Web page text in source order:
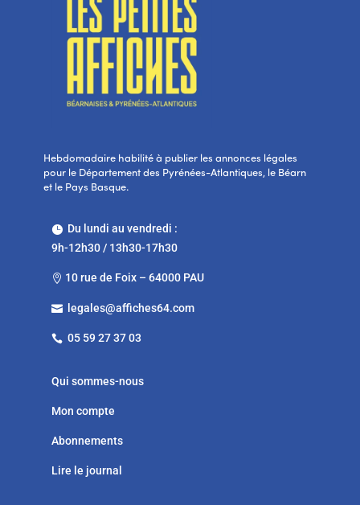
Hebdomadaire habilité à publier les annonces légales
pour le Département des Pyrénées-Atlantiques, le Béarn
et le Pays Basque.
Du lundi au vendredi :
9h-12h30 / 13h30-17h30
 10 rue de Foix – 64000 PAU
 legales@affiches64.com
 05 59 27 37 03
Qui sommes-nous
Mon compte
Abonnements
Lire le journal